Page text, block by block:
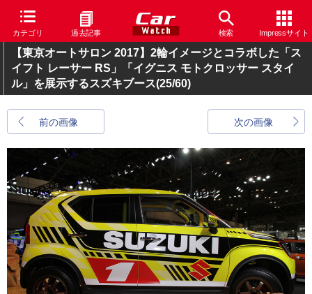
カテゴリ 過去記事 検索 Impressサイト
【東京オートサロン 2017】2輪イメージとコラボした「ス
イフト レーサー RS」「イグニス モトクロッサー スタイ
ル」を展示するスズキブース(25/60)
前の画像 次の画像